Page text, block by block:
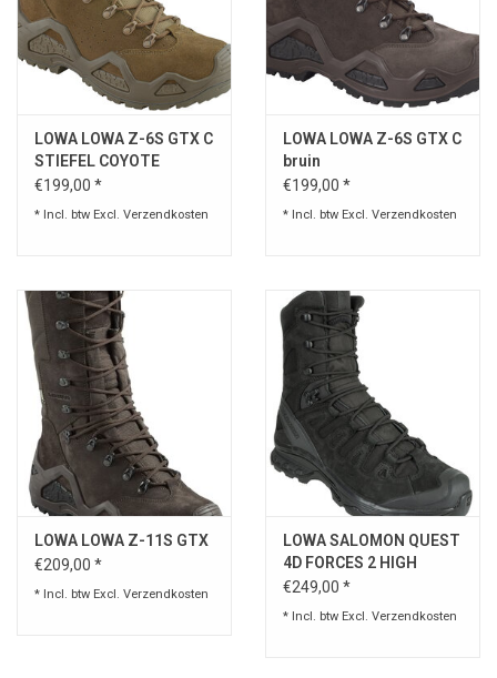
LOWA LOWA Z-6S GTX C
STIEFEL COYOTE
€199,00 *
* Incl. btw Excl. Verzendkosten
LOWA LOWA Z-6S GTX C
bruin
€199,00 *
* Incl. btw Excl. Verzendkosten
LOWA LOWA Z-11S GTX
€209,00 *
* Incl. btw Excl. Verzendkosten
LOWA SALOMON QUEST
4D FORCES 2 HIGH
GORE-TEX
€249,00 *
* Incl. btw Excl. Verzendkosten